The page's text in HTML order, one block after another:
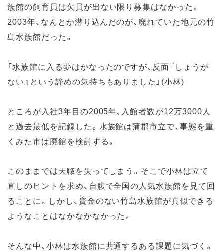
族館の飼育員は欠員が出ない限り募集はなかった。
2003年、なんとか潜り込んだのが、廃れていた地元の竹
島水族館だった。
「水族館に入る夢はかなったのですが、反面『しょうが
ない』という諦めの気持ちもありました」(小林)
ところが入社3年目の2005年、入館者数が12万3000人
と過去最低を記録した。水族館は蒲郡市立で、事態を重
くみた市は廃館を検討する。
このままでは天職を失ってしまう。そこで小林は立て
直しのヒントを求め、自腹で全国の人気水族館を見て回
ることに。しかし、資金のない竹島水族館が真似できる
ようなことはなかなかなかった。
そんな中、小林は水族館に共通するある課題に気づく。